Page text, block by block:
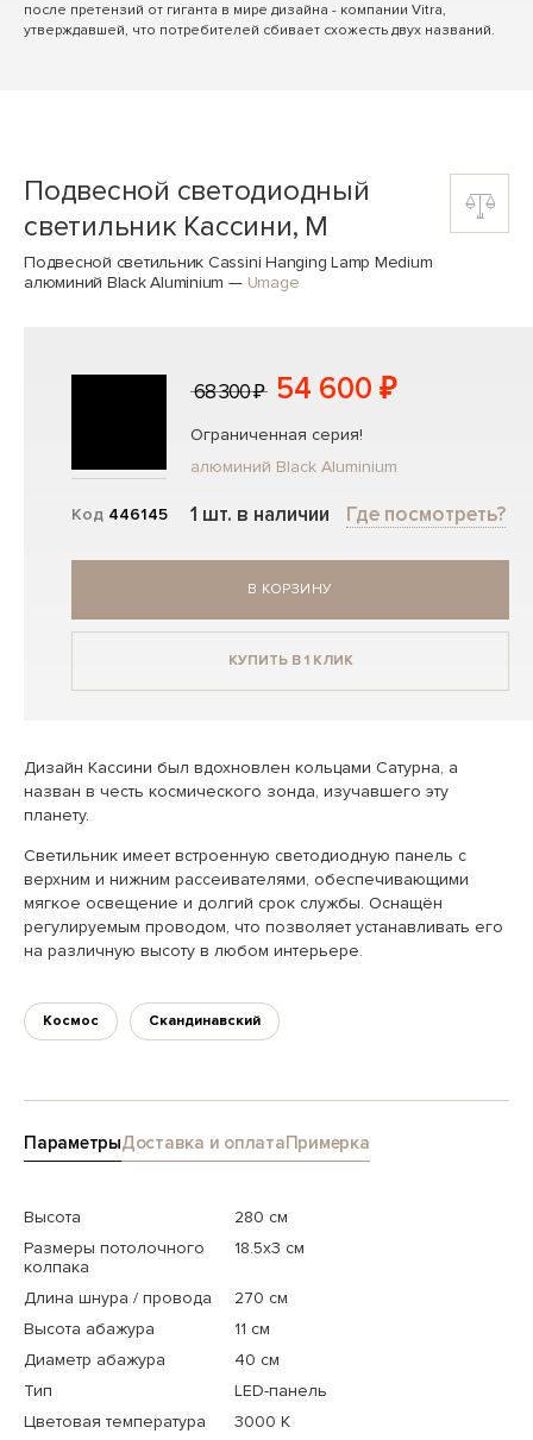
после претензий от гиганта в мире дизайна - компании Vitra,
утверждавшей, что потребителей сбивает схожесть двух названий.
Подвесной светодиодный
светильник Кассини, M
Подвесной светильник Cassini Hanging Lamp Medium
алюминий Black Aluminium — Umage
Код 446145
68 300 ₽ 54 600 ₽
Ограниченная серия!
алюминий Black Aluminium
1 шт. в наличии Где посмотреть?
В КОРЗИНУ
КУПИТЬ В 1 КЛИК
Дизайн Кассини был вдохновлен кольцами Сатурна, а
назван в честь космического зонда, изучавшего эту
планету.
Светильник имеет встроенную светодиодную панель с
верхним и нижним рассеивателями, обеспечивающими
мягкое освещение и долгий срок службы. Оснащён
регулируемым проводом, что позволяет устанавливать его
на различную высоту в любом интерьере.
Космос Скандинавский
ПараметрыДоставка и оплатаПримерка
Высота
280 см
Размеры потолочного
колпака
18.5x3 см
Длина шнура / провода
270 см
Высота абажура
11 см
Диаметр абажура
40 см
Тип
LED-панель
Цветовая температура
3000 K